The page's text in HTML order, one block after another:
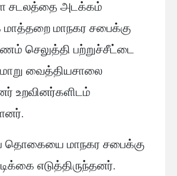
சடலத்தை அடக்கம்
மாநகர சபைக்கு
செலுத்தி பற்றுச்சீட்டை
வைத்தியசாலை
உறவினர்களிடம்
தொகையை மாநகர சபைக்கு
எடுத்திருந்தனர்.